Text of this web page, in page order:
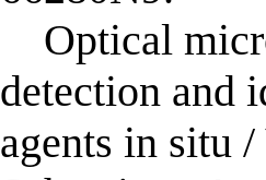
Optical
detection and
agents in situ